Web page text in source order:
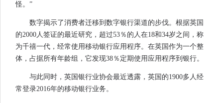
怪。”
数字揭示了消费者迁移到数字银行渠道的步伐。根据英国
的2000人签证的最近研究，超过53％的人在18和34岁之间，称
为千禧一代，经常使用移动银行应用程序。在英国作为一个整
体，占据所有年龄组，它发现38％定期使用应用程序到银行。
与此同时，英国银行业协会最近透露，英国的1900多人经
常登录2016年的移动银行业务。